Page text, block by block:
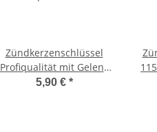
Zündkerzenschlüssel
Profiqualität mit Gelenk
massiv 122mm - 21mm
5,90 € *